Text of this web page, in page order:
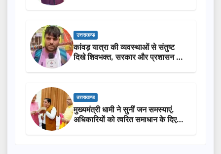
उत्तराखण्ड
कांवड़ यात्रा की व्यवस्थाओं से संतुष्ट
दिखे शिवभक्त, सरकार और प्रशासन की
उत्तराखण्ड
मुख्यमंत्री धामी ने सुनीं जन समस्याएं,
अधिकारियों को त्वरित समाधान के दिए